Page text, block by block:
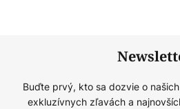
Buďte prvý, kto sa dozvie o
exkluzívnych zľavách a